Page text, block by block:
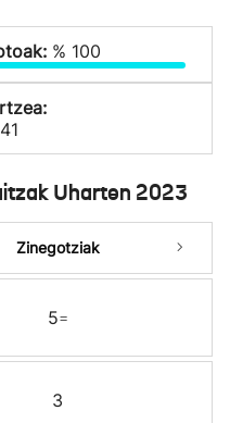
% 100
Uharten 2023
Zinegotziak
5=
3